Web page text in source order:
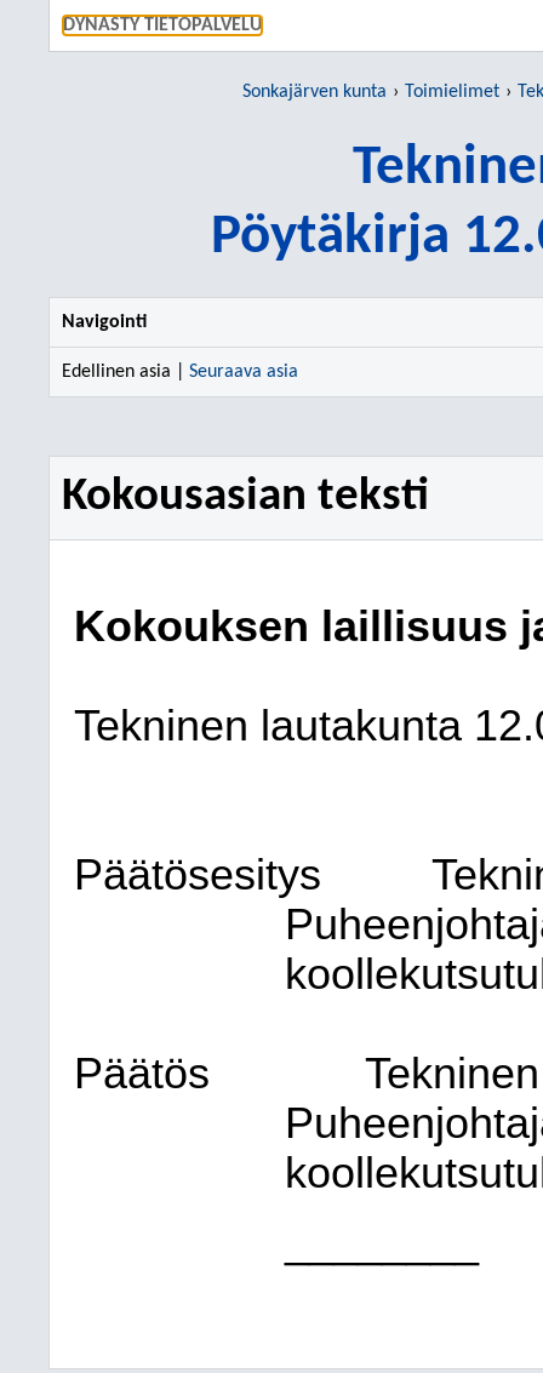
DYNASTY TIETOPALVELU
Sonkajärven kunta Toimielimet
Pöytäkirja
Navigointi
Edellinen asia | Seuraava asia
Kokousasian teksti
Kokouksen laillisuus
Tekninen lautakunta
Päätösesitys
Päätös